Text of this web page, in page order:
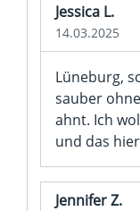
Jessica L.
14.03.2025
Lüneburg,
sauber
ahnt. Ich
und das
Jennifer Z.